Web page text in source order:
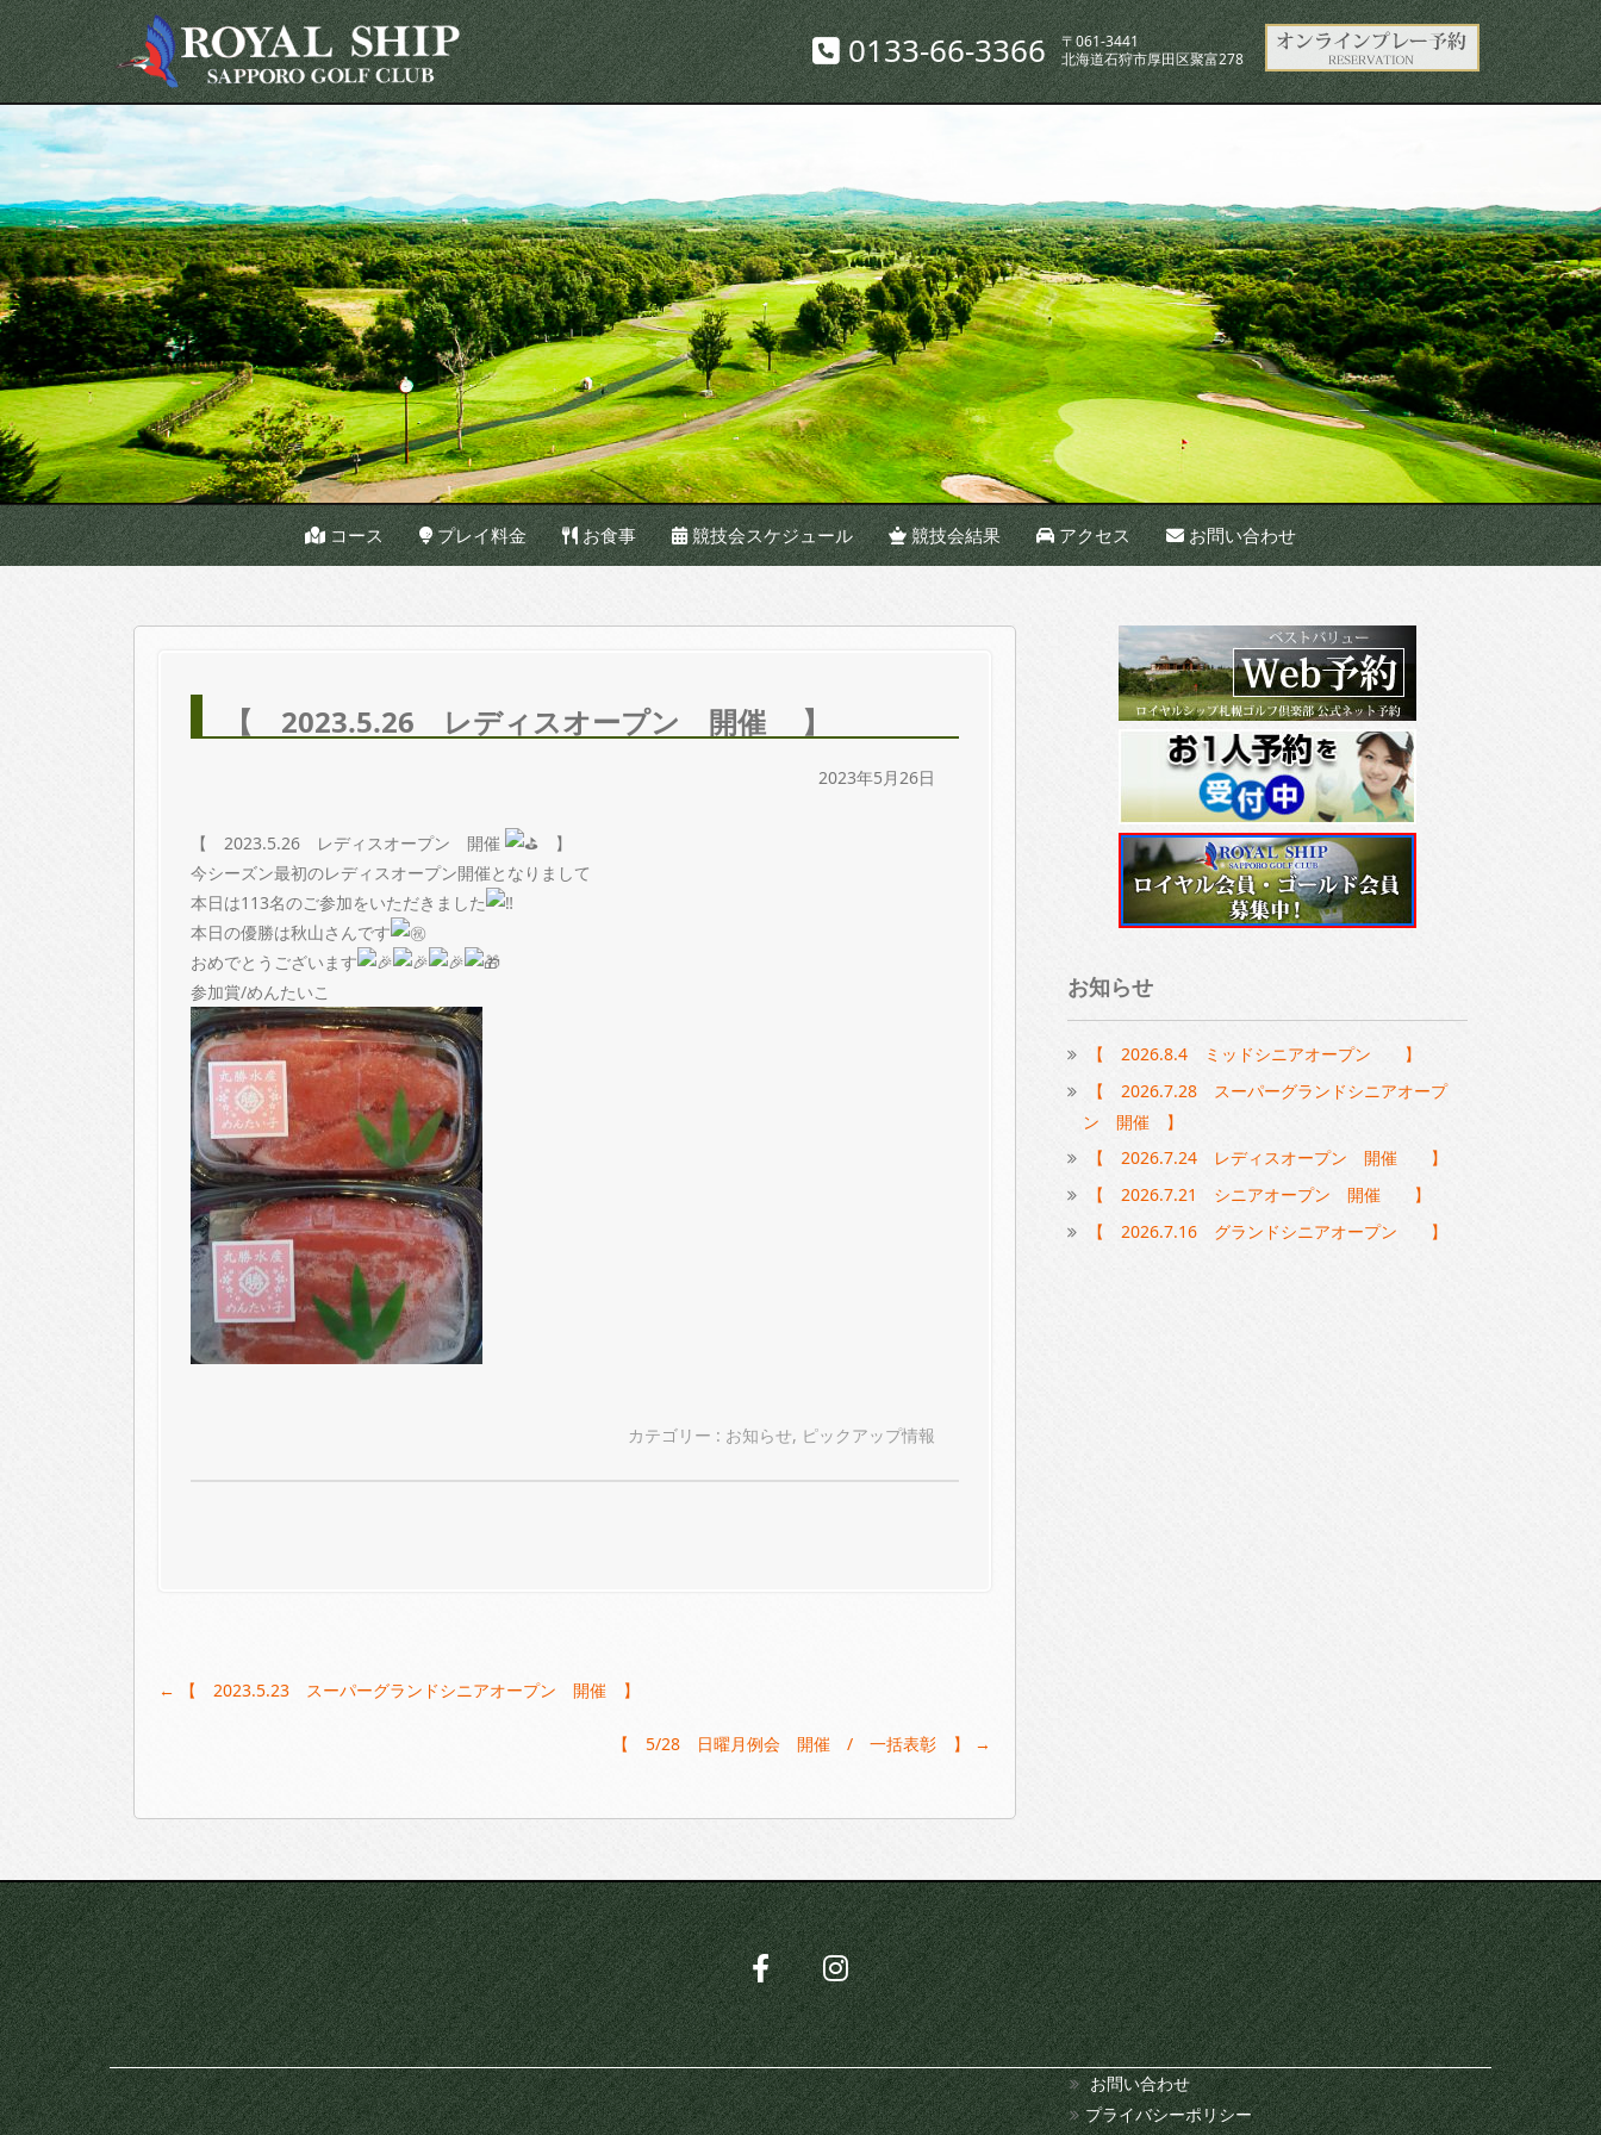
0133-66-3366
〒061-3441
北海道石狩市厚田区聚富278
コース プレイ料金 お食事 競技会スケジュール 競技会結果 アクセス お問い合わせ
【 2023.5.26 レディスオープン 開催 】
2023年5月26日
【 2023.5.26 レディスオープン 開催
】
今シーズン最初のレディスオープン開催となりまして
本日は113名のご参加をいただきました
本日の優勝は秋山さんです
おめでとうございます
参加賞/めんたいこ
カテゴリー : お知らせ, ピックアップ情報
Post
navigation
← 【 2023.5.23 スーパーグランドシニアオープン 開催 】
【 5/28 日曜月例会 開催 / 一括表彰 】 →
お知らせ
【 2026.8.4 ミッドシニアオープン 】
【 2026.7.28 スーパーグランドシニアオープ
ン 開催 】
【 2026.7.24 レディスオープン 開催 】
【 2026.7.21 シニアオープン 開催 】
【 2026.7.16 グランドシニアオープン 】
お問い合わせ
プライバシーポリシー